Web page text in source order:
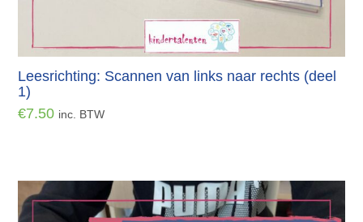
Leesrichting: Scannen van links naar rechts (deel
1)
€7.50 inc. BTW